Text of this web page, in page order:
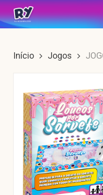
Skip
to
content
Início Jogos